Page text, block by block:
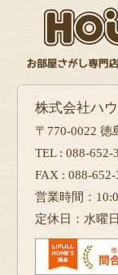
株式会社ハ
〒770-0022 徳
TEL : 088-652-
FAX : 088-652-
営業時間：
定休日：水曜日